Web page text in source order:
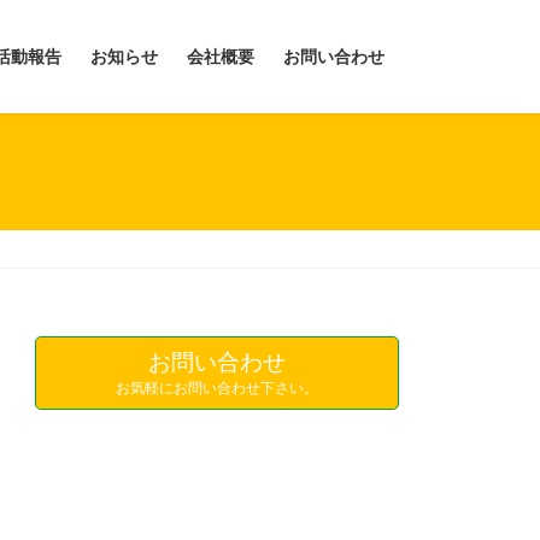
動報告 お知らせ 会社概要 お問い合わせ
お問い合わせ
お気軽にお問い合わせ下さい。